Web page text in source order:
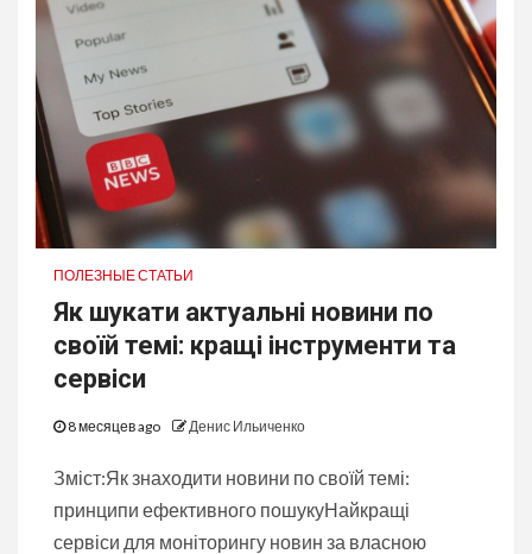
ПОЛЕЗНЫЕ СТАТЬИ
Як шукати актуальні новини по
своїй темі: кращі інструменти та
сервіси
8 месяцев ago Денис Ильиченко
Зміст:Як знаходити новини по своїй темі:
принципи ефективного пошукуНайкращі
сервіси для моніторингу новин за власною